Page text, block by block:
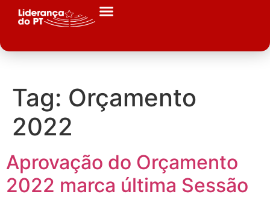
Tag: Orçamento
2022
Aprovação do Orçamento
2022 marca última Sessão